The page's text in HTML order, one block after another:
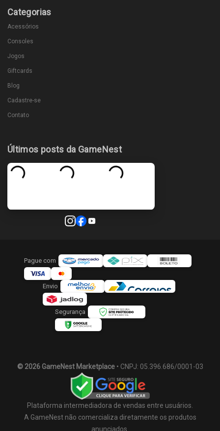
Categorias
Acessórios
Consoles
Jogos
Giftcards
Blog
Cadastre-se
Contato
Últimos posts da GameNest
Pague com
Envio
Segurança
© 2026 GameNest Marketplace• CNPJ: 05.396.686/0001-03
Plataforma intermediadora de vendas entre usuários.
A GameNest não comercializa diretamente os produtos
anunciados.